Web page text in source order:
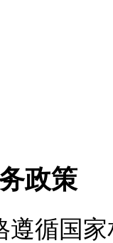
政策
国家